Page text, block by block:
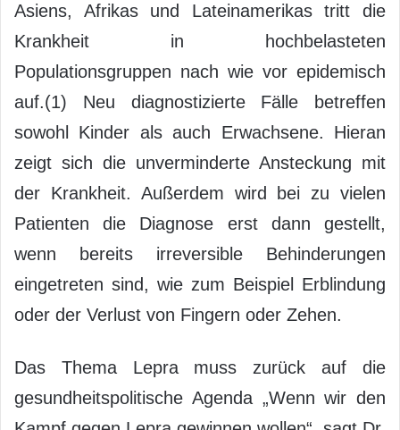
Asiens, Afrikas und Lateinamerikas tritt die
Krankheit in hochbelasteten
Populationsgruppen nach wie vor epidemisch
auf.(1) Neu diagnostizierte Fälle betreffen
sowohl Kinder als auch Erwachsene. Hieran
zeigt sich die unverminderte Ansteckung mit
der Krankheit. Außerdem wird bei zu vielen
Patienten die Diagnose erst dann gestellt,
wenn bereits irreversible Behinderungen
eingetreten sind, wie zum Beispiel Erblindung
oder der Verlust von Fingern oder Zehen.
Das Thema Lepra muss zurück auf die
gesundheitspolitische Agenda „Wenn wir den